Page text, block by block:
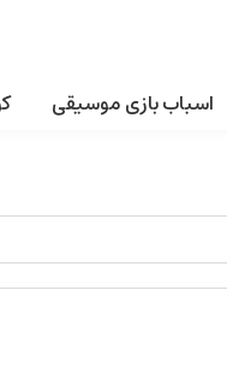
اسباب بازی موسیقی